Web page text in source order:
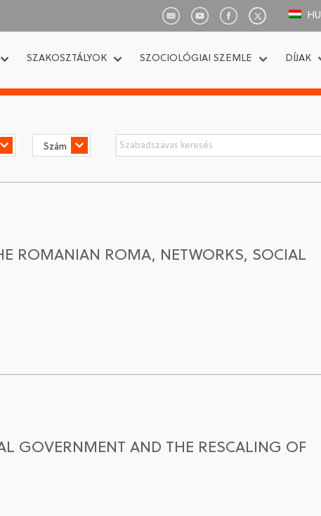
HU
SZAKOSZTÁLYOK SZOCIOLÓGIAI SZEMLE DÍJAK
ROMANIAN ROMA, NETWORKS, SOCIAL
GOVERNMENT AND THE RESCALING OF